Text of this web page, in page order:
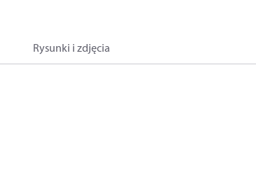
Rysunki i zdjęcia